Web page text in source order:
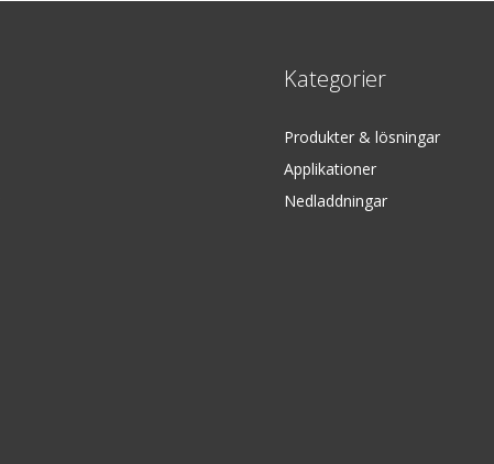
Kategorier
Produkter & lösningar
Applikationer
Nedladdningar